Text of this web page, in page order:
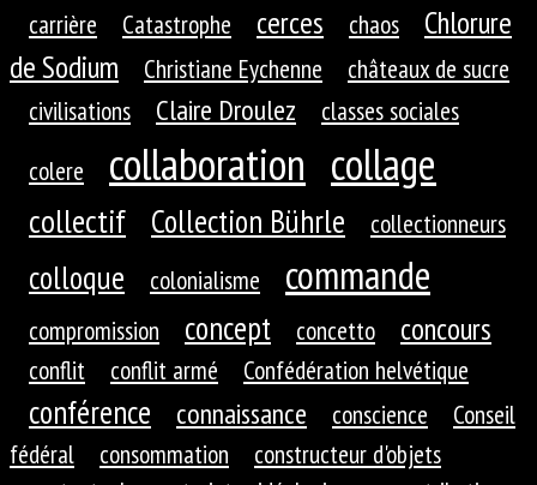
carrière
Catastrophe cerces chaos
Chlorure
de Sodium
Christiane Eychenne
châteaux de sucre
civilisations
Claire Droulez
classes sociales
colere
collaboration collage
collectif Collection Bührle collectionneurs
colloque colonialisme commande
compromission concept concetto concours
conflit conflit armé Confédération helvétique
conférence connaissance conscience
Conseil
fédéral
consommation
constructeur d'objets